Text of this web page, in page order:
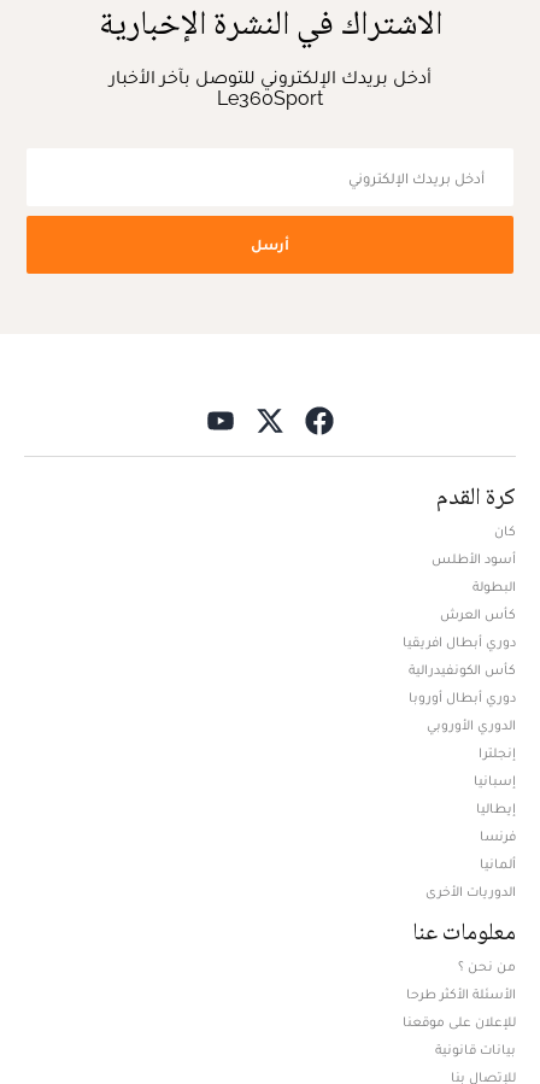
الاشتراك في النشرة الإخبارية
أدخل بريدك الإلكتروني للتوصل بآخر الأخبار
Le360Sport
أرسل
كرة القدم
كان
أسود الأطلس
البطولة
كأس العرش
دوري أبطال افريقيا
كأس الكونفيدرالية
دوري أبطال أوروبا
الدوري الأوروبي
إنجلترا
إسبانيا
إيطاليا
فرنسا
ألمانيا
الدوريات الأخرى
معلومات عنا
من نحن ؟
الأسئلة الأكثر طرحا
للإعلان على موقعنا
بيانات قانونية
للإتصال بنا